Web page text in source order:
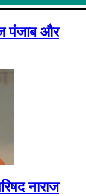
पंजाब और
नाराज